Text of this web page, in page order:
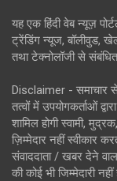
यह एक हिंदी वेब न्यूज़
ट्रेंडिंग न्यूज, बॉलीवुड,
तथा टेक्नोलॉजी से
Disclaimer - समाचार
तत्वों में उपयोगकर्ताओं
शामिल होगी स्वामी,
ज़िम्मेदार नहीं स्वीकार
संवाददाता / खबर देने
की कोई भी जिम्मेदारी नहीं